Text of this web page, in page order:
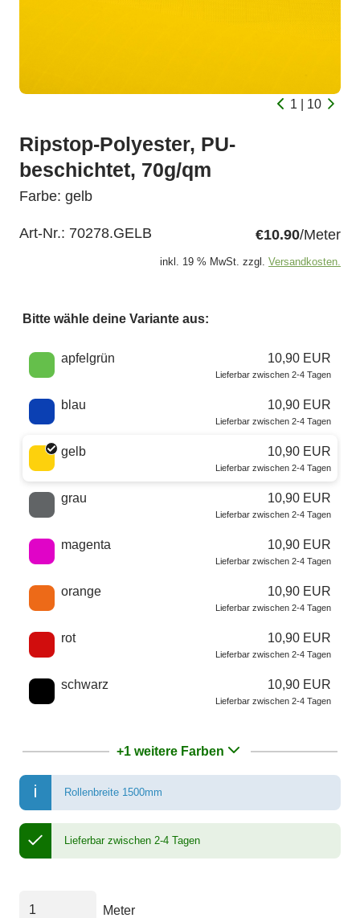
1 | 10
Ripstop-Polyester, PU-
beschichtet, 70g/qm
Farbe: gelb
Art-Nr.: 70278.GELB €10.90/Meter
inkl. 19 % MwSt. zzgl. Versandkosten.
Bitte wähle deine Variante aus:
Wähle eine Farbe
apfelgrün 10,90 EUR
Lieferbar zwischen 2-4 Tagen
blau 10,90 EUR
Lieferbar zwischen 2-4 Tagen
gelb 10,90 EUR
Lieferbar zwischen 2-4 Tagen
grau 10,90 EUR
Lieferbar zwischen 2-4 Tagen
magenta 10,90 EUR
Lieferbar zwischen 2-4 Tagen
orange 10,90 EUR
Lieferbar zwischen 2-4 Tagen
rot 10,90 EUR
Lieferbar zwischen 2-4 Tagen
schwarz 10,90 EUR
Lieferbar zwischen 2-4 Tagen
+1 weitere Farben
Rollenbreite 1500mm
Lieferbar zwischen 2-4 Tagen
Meter